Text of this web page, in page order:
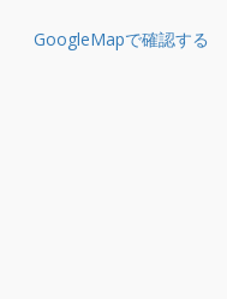
GoogleMapで確認する